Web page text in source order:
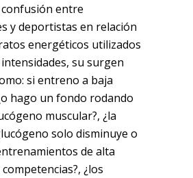
entre
y deportistas en relación
energéticos utilizados
su surgen
si entreno a baja
hago un fondo rodando
muscular?, ¿la
solo disminuye o
de alta
¿los